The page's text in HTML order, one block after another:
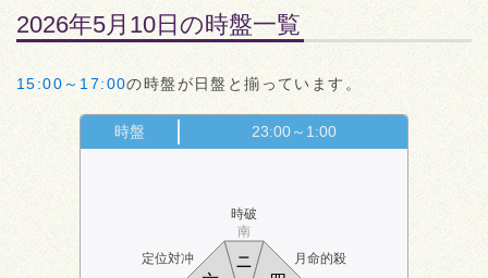
2026年5月10日の時盤一覧
15:00～17:00の時盤が日盤と揃っています。
時盤 23:00～1:00
定位対冲
時破
月命的殺
南
ニ